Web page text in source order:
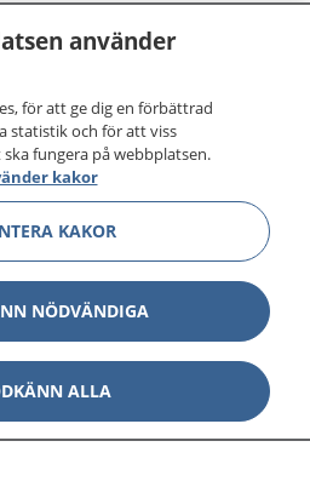
din hälsa och vård
hälsa och information om
du kan kontakta.
journal och göra dina
1177 för
runt.
vill må bättre.
använder
för att ge dig en förbättrad
statistik och för att viss
fungera på webbplatsen.
kakor
KAKOR
NÖDVÄNDIGA
ALLA